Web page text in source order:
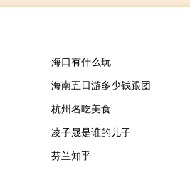
海口有什么玩
海南五日游多少钱跟团
杭州名吃美食
凌子晟是谁的儿子
芬兰知乎